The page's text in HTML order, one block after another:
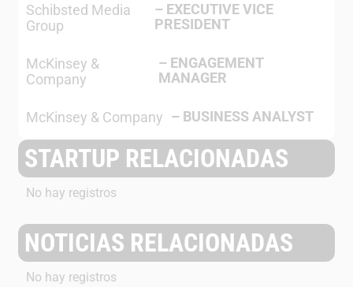
Schibsted Media
Group
– EXECUTIVE VICE
PRESIDENT
McKinsey &
Company
– ENGAGEMENT
MANAGER
McKinsey & Company – BUSINESS ANALYST
STARTUP RELACIONADAS
No hay registros
NOTICIAS RELACIONADAS
No hay registros